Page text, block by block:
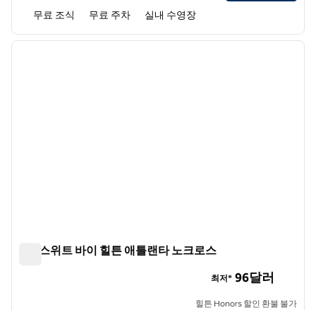
무료 조식 무료 주차 실내 수영장
1/12
다음
홈2 스위트 바이 힐튼 애틀랜타 노크로스
최저* 96달러
힐튼 Honors 할인 환불 불가